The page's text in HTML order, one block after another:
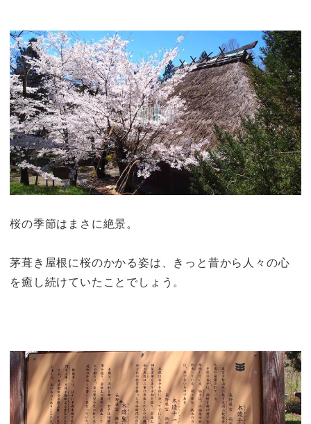
桜の季節はまさに絶景。
茅葺き屋根に桜のかかる姿は、きっと昔から人々の心
を癒し続けていたことでしょう。